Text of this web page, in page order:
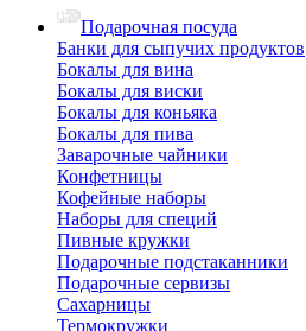
Подарочная посуда
Банки для сыпучих продуктов
Бокалы для вина
Бокалы для виски
Бокалы для коньяка
Бокалы для пива
Заварочные чайники
Конфетницы
Кофейные наборы
Наборы для специй
Пивные кружки
Подарочные подстаканники
Подарочные сервизы
Сахарницы
Термокружки